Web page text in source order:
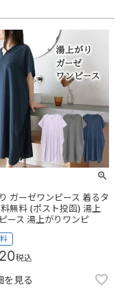
ガーゼワンピース 着るタ
無料 (ポスト投函) 湯上
ース 湯上がりワンピ
税込
を見る